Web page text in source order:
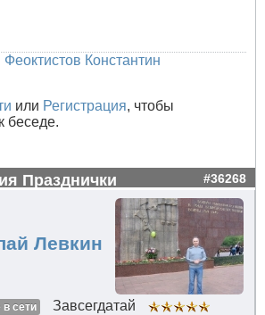
Феоктистов Константин
или Регистрация, чтобы
беседе.
Празднички #36268
Левкин
в сети
Завсегдатай